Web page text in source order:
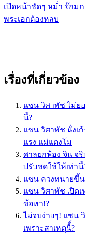
เปิดหน้าชัดๆ หม่ำ จ๊กม
พระเอกต้องหลบ
เรื่องที่เกี่ยวข้อง
แซน วิศาพัช ไม่ย
นี้?
แซน วิศาพัช นั่งเ
แรง แม่แตงโม
ศาลยกฟ้อง จิน จ
ปรับชดใช้ให้เท่านี้
แซน ควงทนายขึ้น
แซน วิศาพัช เปิด
ข้อหา!?
ไม่จบง่ายๆ! แซน
เพราะสาเหตุนี้์?